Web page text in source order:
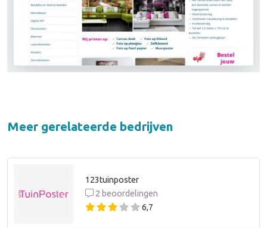
Meer gerelateerde bedrijven
123tuinposter
2 beoordelingen
6,7